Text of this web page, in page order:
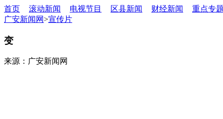
首页 滚动新闻 电视节目 区县新闻 财经新闻
重点专
广安新闻网>宣传片
变
来源：广安新闻网